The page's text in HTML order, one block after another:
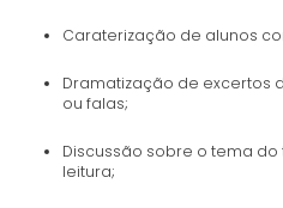
Caraterização de alunos
Dramatização de excertos
ou falas;
Discussão sobre o tema
leitura;